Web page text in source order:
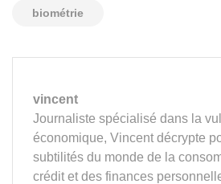
biométrie
vincent
Journaliste spécialisé dans la
économique, Vincent décrypte
subtilités du monde de la
crédit et des finances